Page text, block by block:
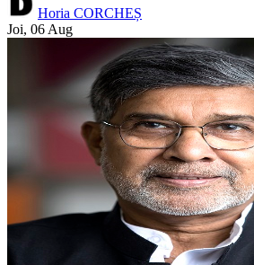
Horia CORCHEȘ
Joi, 06 Aug